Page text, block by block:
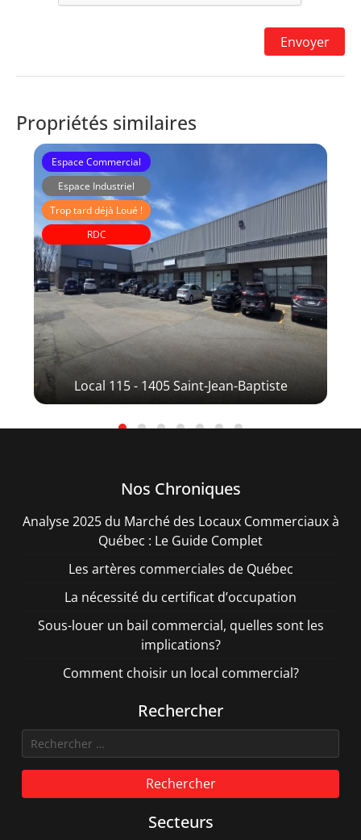
Propriétés similaires
Local 115 - 1405 Saint-Jean-Baptiste
Espace Commercial
Espace Industriel
Trop tard déjà Loué !
RDC
Immeubles Laberge
Nos Chroniques
Analyse 2025 du Marché des Locaux Commerciaux à
Québec : Le Guide Complet
Les artères commerciales de Québec
La nécessité du certificat d’occupation
Sous-louer un bail commercial, quelles sont les
implications?
Comment choisir un local commercial?
Rechercher
Rechercher
Secteurs